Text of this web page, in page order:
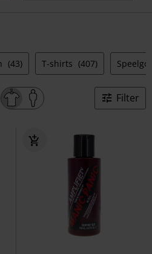
(43) T-shirts (407)
Filter